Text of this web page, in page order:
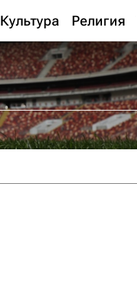
Культура Религия